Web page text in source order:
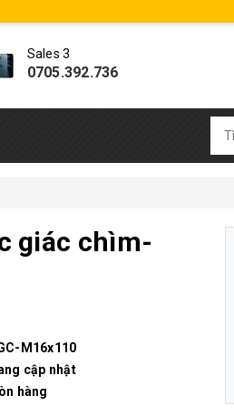
Sales 3
0705.392.736
giác chìm-
M16x110
cập nhật
hàng